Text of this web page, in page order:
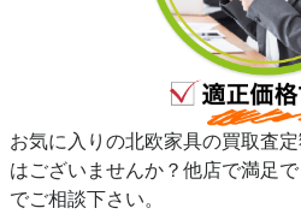
お気に入りの北欧家具の買取査
はございませんか？他店で満足
でご相談下さい。